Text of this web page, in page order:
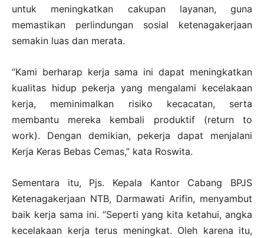
untuk meningkatkan cakupan layanan, guna
memastikan perlindungan sosial ketenagakerjaan
semakin luas dan merata.
“Kami berharap kerja sama ini dapat meningkatkan
kualitas hidup pekerja yang mengalami kecelakaan
kerja, meminimalkan risiko kecacatan, serta
membantu mereka kembali produktif (return to
work). Dengan demikian, pekerja dapat menjalani
Kerja Keras Bebas Cemas,” kata Roswita.
Sementara itu, Pjs. Kepala Kantor Cabang BPJS
Ketenagakerjaan NTB, Darmawati Arifin, menyambut
baik kerja sama ini. “Seperti yang kita ketahui, angka
kecelakaan kerja terus meningkat. Oleh karena itu,